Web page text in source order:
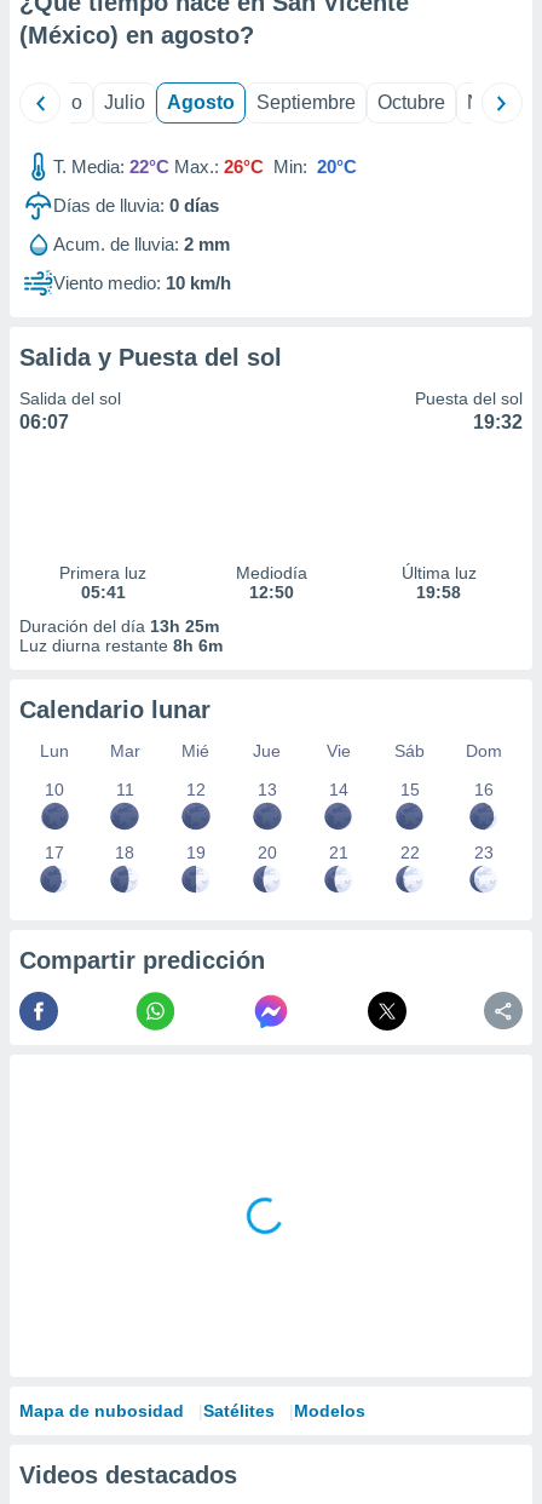
e
publicidad
publicidad
de
(México) en agosto?
Junio Julio Agosto Septiembre Octubre
T. Media: 22°C Max.: 26°C Min: 20°C
Días de lluvia: 0 días
Acum. de lluvia: 2 mm
Viento medio: 10 km/h
Salida y Puesta del sol
Salida del sol
06:07
Puesta del sol
19:32
Primera luz
05:41
Mediodía
12:50
Última luz
19:58
Duración del día 13h 25m
Luz diurna restante 8h 6m
Calendario lunar
Lun Mar Mié Jue Vie Sáb
Dom
10
11 12 13 14 15 16
17 18 19 20 21 22 23
Compartir predicción
Mapa de nubosidad Satélites Modelos
Videos destacados